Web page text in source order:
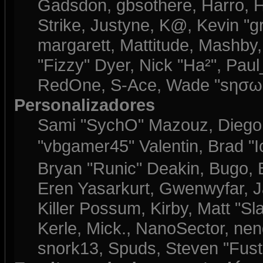
Gadsdon, gbsothere, Harro,
Strike, Justyne, K@, Kevin
margarett, Mattitude,
"Fizzy" Dyer, Nick "Ha²",
RedOne, S-Ace, Wade
Personalizadores
Sami "SychO" Mazouz,
"vbgamer45" Valentin, Brad
Bryan "Runic" Deakin, Bugo,
Eren Yasarkurt, Gwenwyfar,
Killer Possum, Kirby, Matt
Kerle, Mick., NanoSector,
snork13, Spuds, Steven